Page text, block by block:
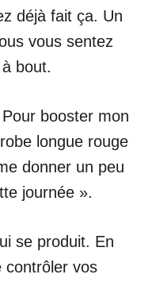
déjà fait ça. Un
vous sentez
bout.
booster mon
longue rouge
donner un peu
journée ».
se produit. En
contrôler vos